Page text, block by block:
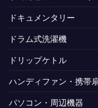
ドキュメンタリー
ドラム式洗濯機
ドリップケトル
ハンディファン・携帯
パソコン・周辺機器